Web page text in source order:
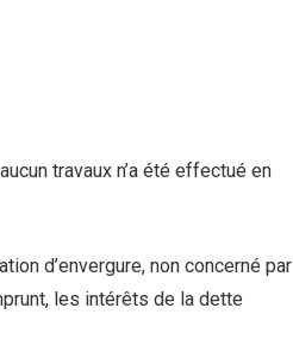
travaux n’a été effectué en
d’envergure, non concerné par
les intérêts de la dette